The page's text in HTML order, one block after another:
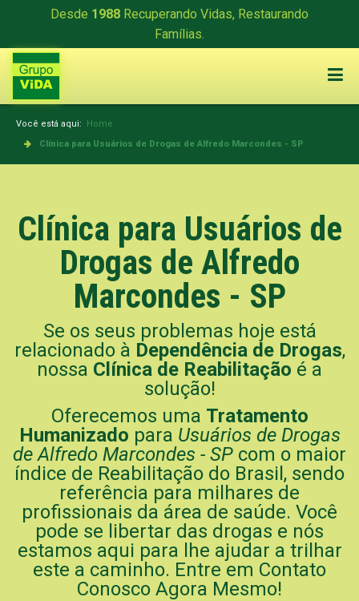
Desde 1988 Recuperando Vidas, Restaurando
Famílias.
Você está aqui: Home
Clínica para Usuários de Drogas de Alfredo Marcondes - SP
Clínica para Usuários de
Drogas de Alfredo
Marcondes - SP
Se os seus problemas hoje está
relacionado à Dependência de Drogas,
nossa Clínica de Reabilitação é a
solução!
Oferecemos uma Tratamento
Humanizado para Usuários de Drogas
de Alfredo Marcondes - SP com o maior
índice de Reabilitação do Brasil, sendo
referência para milhares de
profissionais da área de saúde. Você
pode se libertar das drogas e nós
estamos aqui para lhe ajudar a trilhar
este a caminho. Entre em Contato
Conosco Agora Mesmo!